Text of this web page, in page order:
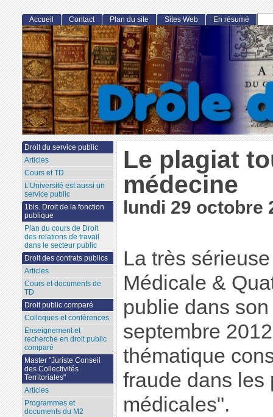
Le plagiat
médecine
lundi 29 octobre
La très
Médicale &
publie dans
septembre
thématique
fraude dans les
médicales".
Accueil Contact Plan du site Sites Web En résumé
Droit du service public
Articles
Cours et TD
L’Université est aussi un
service public
1bis. Droit de la fonction
publique
Plan du cours de Droit
des relations de travail
dans le secteur public
Droit des contrats publics
Articles
Cours et documents de
TD
Droit public comparé
Colloques et conférences
Enseignement et
recherche en droit public
comparé
Master "Juriste Conseil
des Collectivités
Territoriales"
Articles
Programmes et
documents du M2